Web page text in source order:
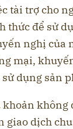
tài trợ cho
thức để sử
nghị của
mại,
dụng sản
không
giao dịch